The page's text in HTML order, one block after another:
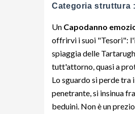
Categoria struttura :
Un Capodanno
offrirvi i suoi "Tesori":
spiaggia delle
tutt'attorno, quasi a
Lo sguardo si perde tra
penetrante, si insinua
beduini. Non è un